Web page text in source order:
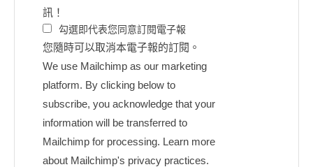
訊！
勾選即代表您同意訂閱電子報
您隨時可以取消本電子報的訂閱。
We use Mailchimp as our marketing
platform. By clicking below to
subscribe, you acknowledge that your
information will be transferred to
Mailchimp for processing. Learn more
about Mailchimp's privacy practices.